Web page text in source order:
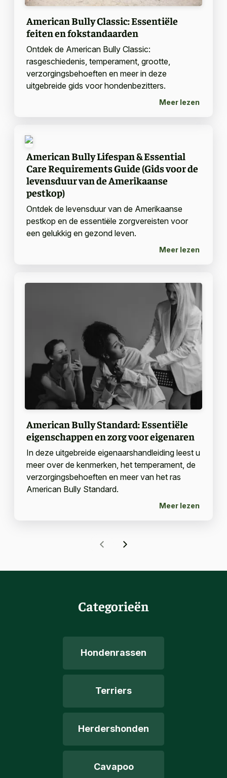
American Bully Classic: Essentiële
feiten en fokstandaarden
Ontdek de American Bully Classic:
rasgeschiedenis, temperament, grootte,
verzorgingsbehoeften en meer in deze
uitgebreide gids voor hondenbezitters.
Meer lezen
American Bully Lifespan & Essential
Care Requirements Guide (Gids voor de
levensduur van de Amerikaanse
pestkop)
Ontdek de levensduur van de Amerikaanse
pestkop en de essentiële zorgvereisten voor
een gelukkig en gezond leven.
Meer lezen
American Bully Standard: Essentiële
eigenschappen en zorg voor eigenaren
In deze uitgebreide eigenaarshandleiding leest u
meer over de kenmerken, het temperament, de
verzorgingsbehoeften en meer van het ras
American Bully Standard.
Meer lezen
Categorieën
Hondenrassen
Terriers
Herdershonden
Cavapoo